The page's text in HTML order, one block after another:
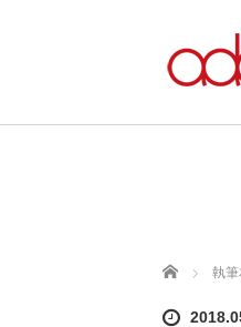
ホーム 執筆